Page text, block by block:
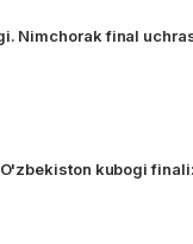
Nimchorak final
kubogi finali: